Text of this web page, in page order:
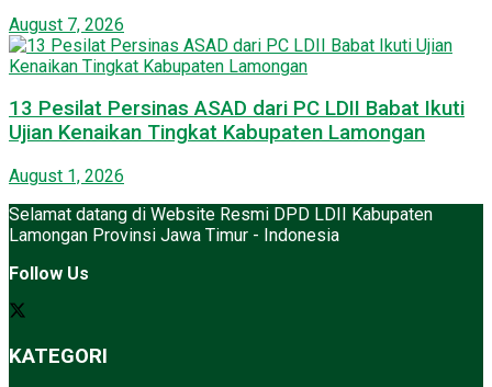
August 7, 2026
13 Pesilat Persinas ASAD dari PC LDII Babat Ikuti
Ujian Kenaikan Tingkat Kabupaten Lamongan
August 1, 2026
Selamat datang di Website Resmi DPD LDII Kabupaten
Lamongan Provinsi Jawa Timur - Indonesia
Follow Us
KATEGORI